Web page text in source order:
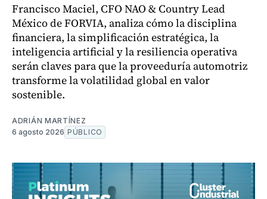
Francisco Maciel, CFO NAO & Country Lead
México de FORVIA, analiza cómo la disciplina
financiera, la simplificación estratégica, la
inteligencia artificial y la resiliencia operativa
serán claves para que la proveeduría automotriz
transforme la volatilidad global en valor
sostenible.
ADRIÁN MARTÍNEZ
6 agosto 2026 PÚBLICO